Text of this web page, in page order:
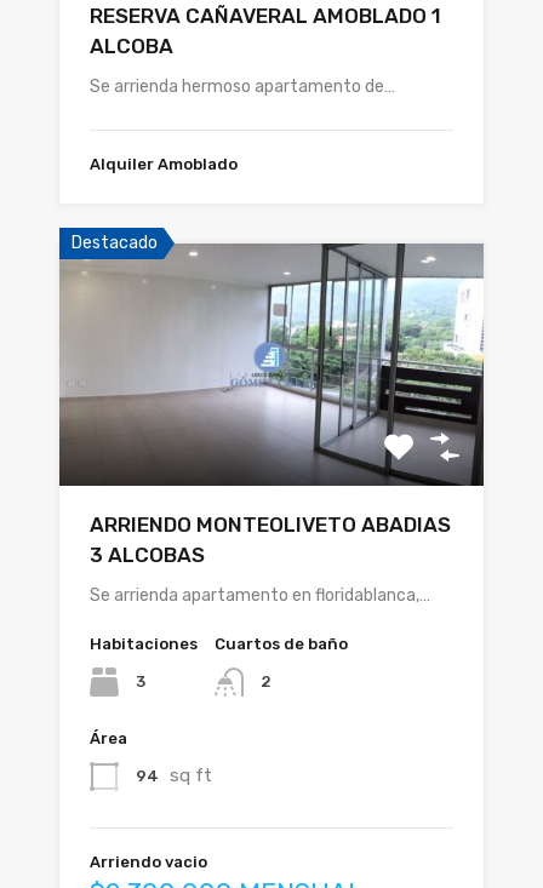
RESERVA CAÑAVERAL AMOBLADO 1
ALCOBA
Se arrienda hermoso apartamento de…
Alquiler Amoblado
Destacado
ARRIENDO MONTEOLIVETO ABADIAS
3 ALCOBAS
Se arrienda apartamento en floridablanca,…
Habitaciones
3
Cuartos de baño
2
Área
94 sq ft
Arriendo vacio